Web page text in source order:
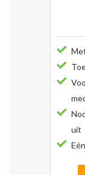
uit